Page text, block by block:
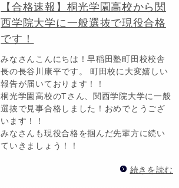
【合格速報】桐光学園高校から関
西学院大学に一般選抜で現役合格
です！
みなさんこんにちは！早稲田塾町田校校舎
長の長谷川康平です。 町田校に大変嬉しい
報告が届いております！！
桐光学園高校のTさん、関西学院大学に一般
選抜で見事合格しました！おめでとうござ
います！！
みなさんも現役合格を掴んだ先輩方に続い
ていきましょう！！
続きを読む